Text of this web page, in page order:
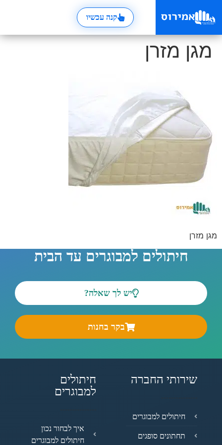
קנה עכשיו
מגן מזרן
מגן מזרן
חיתולים למבוגרים עד הבית
יש לך שאלה?
בקר בחנות
שירותי החברה
חיתולים למבוגרים
תחתונים סופגים
חיתולים
למבוגרים
איך לבחור נכון
חיתולים למבוגרים